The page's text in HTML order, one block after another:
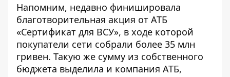
Напомним, недавно финишировала
благотворительная акция от АТБ
«Сертификат для ВСУ», в ходе которой
покупатели сети собрали более 35 млн
гривен. Такую же сумму из собственного
бюджета выделила и компания АТБ,